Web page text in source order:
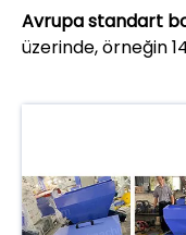
Avrupa standart
üzerinde, örneğin